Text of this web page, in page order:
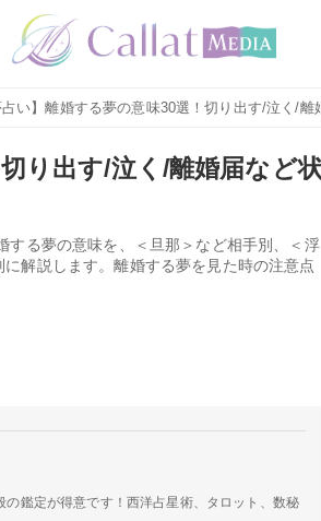
い】離婚する夢の意味30選！切り出す/泣く/離
り出す/泣く/離婚届など
する夢の意味を、＜旦那＞など相手別、＜浮
解説します。離婚する夢を見た時の注意点
鑑定が得意です！西洋占星術、タロット、数秘